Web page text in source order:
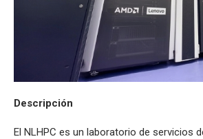
Descripción
El NLHPC es un laboratorio de servicios